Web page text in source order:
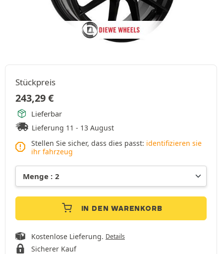
Stückpreis
243,29€
Lieferbar
Lieferung 11 - 13 August
Stellen Sie sicher, dass dies passt: identifizieren sie
ihr fahrzeug
IN DEN WARENKORB
Kostenlose Lieferung. Details
Sicherer Kauf